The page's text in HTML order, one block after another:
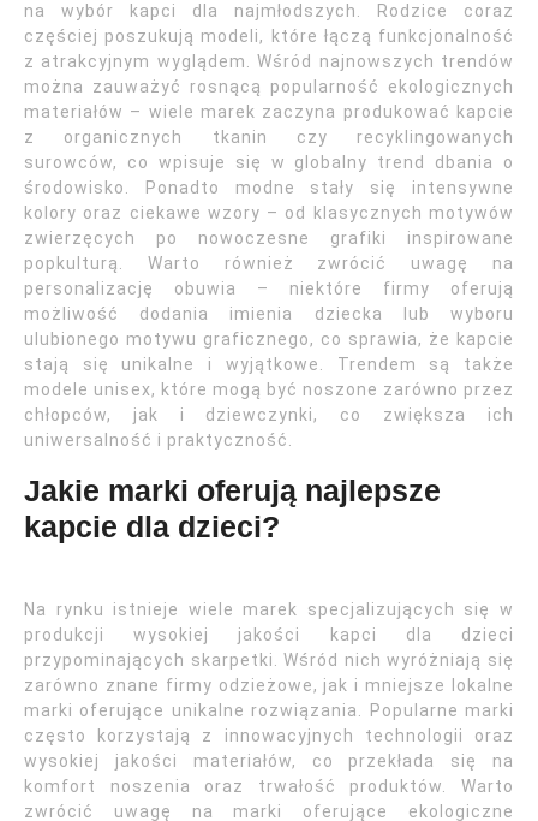
na wybór kapci dla najmłodszych. Rodzice coraz
częściej poszukują modeli, które łączą funkcjonalność
z atrakcyjnym wyglądem. Wśród najnowszych trendów
można zauważyć rosnącą popularność ekologicznych
materiałów – wiele marek zaczyna produkować kapcie
z organicznych tkanin czy recyklingowanych
surowców, co wpisuje się w globalny trend dbania o
środowisko. Ponadto modne stały się intensywne
kolory oraz ciekawe wzory – od klasycznych motywów
zwierzęcych po nowoczesne grafiki inspirowane
popkulturą. Warto również zwrócić uwagę na
personalizację obuwia – niektóre firmy oferują
możliwość dodania imienia dziecka lub wyboru
ulubionego motywu graficznego, co sprawia, że kapcie
stają się unikalne i wyjątkowe. Trendem są także
modele unisex, które mogą być noszone zarówno przez
chłopców, jak i dziewczynki, co zwiększa ich
uniwersalność i praktyczność.
Jakie marki oferują najlepsze
kapcie dla dzieci?
Na rynku istnieje wiele marek specjalizujących się w
produkcji wysokiej jakości kapci dla dzieci
przypominających skarpetki. Wśród nich wyróżniają się
zarówno znane firmy odzieżowe, jak i mniejsze lokalne
marki oferujące unikalne rozwiązania. Popularne marki
często korzystają z innowacyjnych technologii oraz
wysokiej jakości materiałów, co przekłada się na
komfort noszenia oraz trwałość produktów. Warto
zwrócić uwagę na marki oferujące ekologiczne